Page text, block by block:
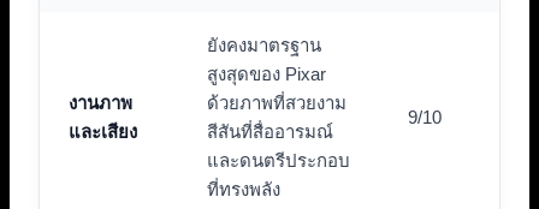
งานภาพ
และเสียง
ยังคงมาตรฐาน
สูงสุดของ Pixar
ด้วยภาพที่สวยงาม
สีสันที่สื่ออารมณ์
และดนตรีประกอบ
ที่ทรงพลัง
9/10